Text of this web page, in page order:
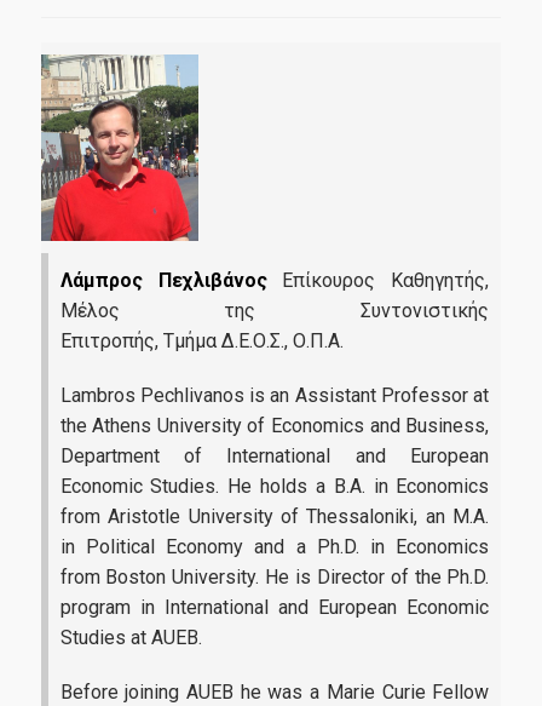
Λάμπρος Πεχλιβάνος Επίκουρος Καθηγητής,
Μέλος της Συντονιστικής
Επιτροπής, Τμήμα Δ.Ε.Ο.Σ., Ο.Π.Α.
Lambros Pechlivanos is an Assistant Professor at
the Athens University of Economics and Business,
Department of International and European
Economic Studies. He holds a B.A. in Economics
from Aristotle University of Thessaloniki, an M.A.
in Political Economy and a Ph.D. in Economics
from Boston University. He is Director of the Ph.D.
program in International and European Economic
Studies at AUEB.
Before joining AUEB he was a Marie Curie Fellow